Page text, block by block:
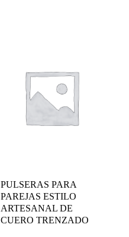
PULSERAS PARA
PAREJAS ESTILO
ARTESANAL DE
CUERO TRENZADO